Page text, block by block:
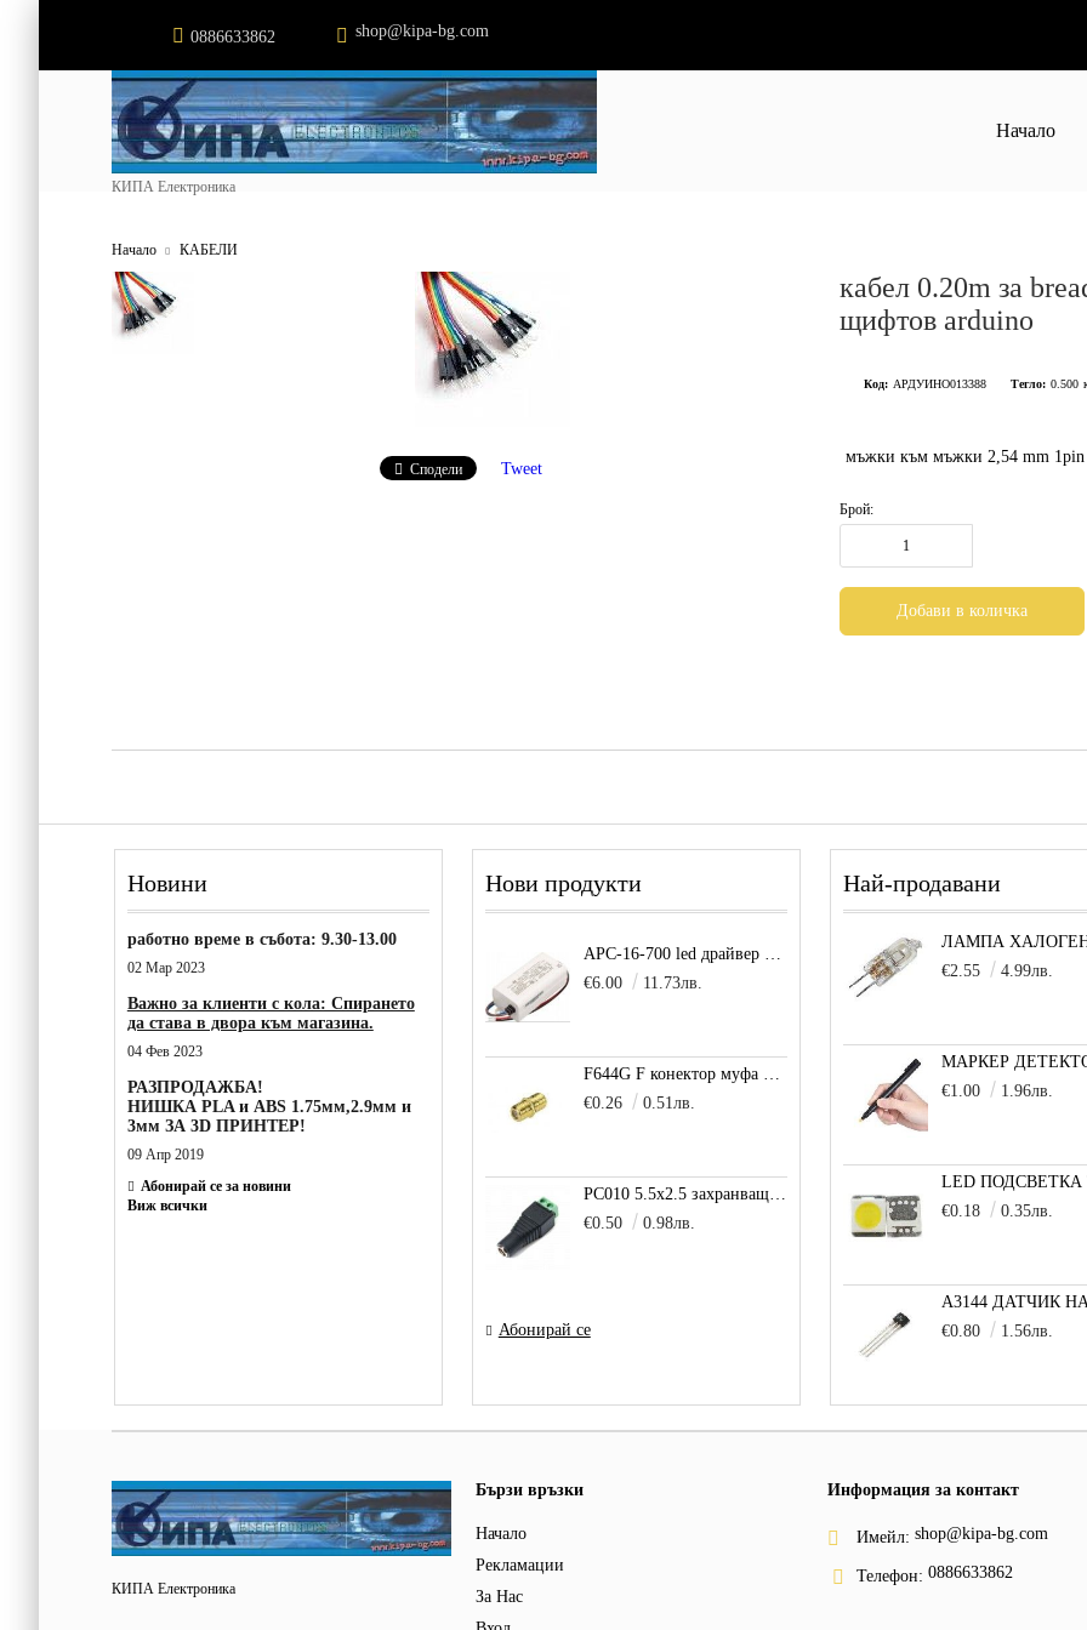
0886633862 shop@kipa-bg.com
КИПА Електроника
Начало
Начало КАБЕЛИ
Сподели Tweet
кабел 0.20m за
щифтов arduino
Код: АРДУИНО013388 Тегло: 0.500
мъжки към мъжки 2,54 mm 1pin
Брой:
Новини
работно време в събота: 9.30-13.00
02 Мар 2023
Важно за клиенти с кола: Спирането
да става в двора към магазина.
04 Фев 2023
РАЗПРОДАЖБА!
НИШКА PLA и ABS 1.75мм,2.9мм и
3мм ЗА 3D ПРИНТЕР!
09 Апр 2019
Абонирай се за новини
Виж всички
Нови продукти
APC-16-700 led драйвер захранване 16.8W 700mA
€6.00
11.73лв.
F644G F конектор муфа позлатена
€0.26
0.51лв.
PC010 5.5x2.5 захранващо гнездо с клема за кабел
€0.50
0.98лв.
Абонирай се
Най-продавани
€2.55
4.99лв.
€1.00
1.96лв.
€0.18
0.35лв.
€0.80
1.56лв.
КИПА Електроника
Бързи връзки
Начало
Рекламации
За Нас
Информация за контакт
Имейл: shop@kipa-bg.com
Телефон: 0886633862